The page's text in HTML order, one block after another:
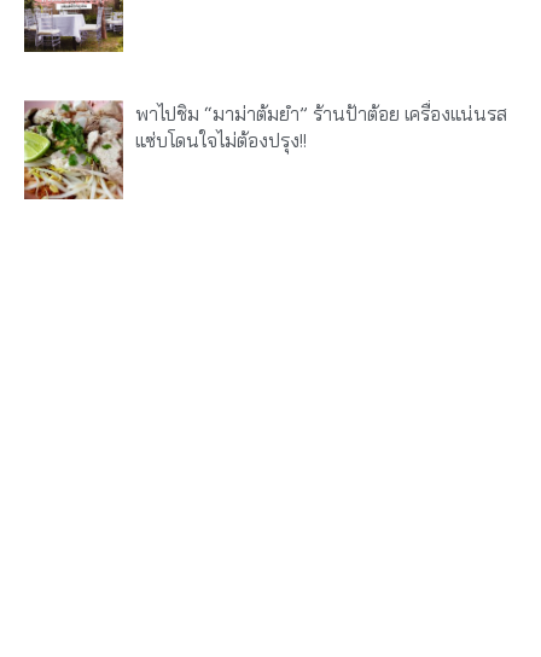
พาไปชิม “มาม่าต้มยำ” ร้านป้าต้อย เครื่องแน่นรส
แซ่บโดนใจไม่ต้องปรุง!!